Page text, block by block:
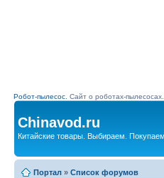
Робот-пылесос. Сайт о роботах-пылесосах.
Chinavod.ru
Китайские товары. Выбираем.
Портал » Список форумов